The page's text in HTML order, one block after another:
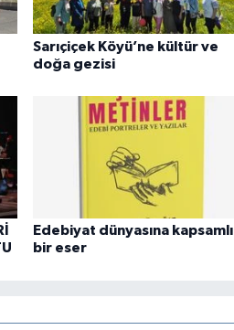
Sarıçiçek Köyü’ne kültür ve
doğa gezisi
Edebiyat dünyasına kapsamlı
bir eser